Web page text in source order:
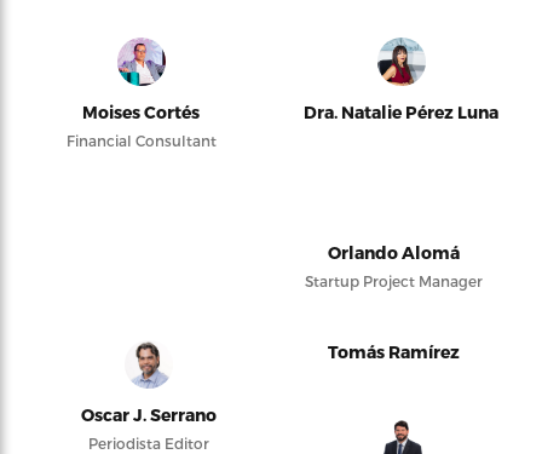
Moises Cortés
Financial Consultant
Dra. Natalie Pérez Luna
Orlando Alomá
Startup Project Manager
Oscar J. Serrano
Periodista Editor
Tomás Ramírez